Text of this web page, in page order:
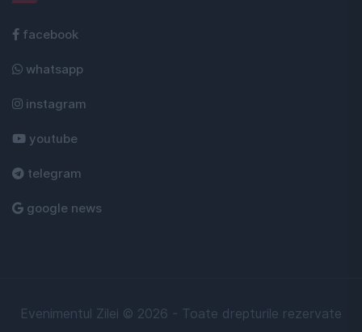
facebook
whatsapp
instagram
youtube
telegram
google news
Evenimentul Zilei © 2026 - Toate drepturile rezervate